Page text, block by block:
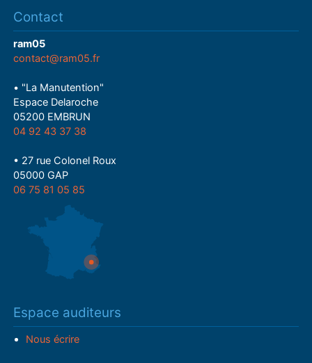
Contact
ram05
contact@ram05.fr
• "La Manutention"
Espace Delaroche
05200 EMBRUN
04 92 43 37 38
• 27 rue Colonel Roux
05000 GAP
06 75 81 05 85
Espace auditeurs
Nous écrire